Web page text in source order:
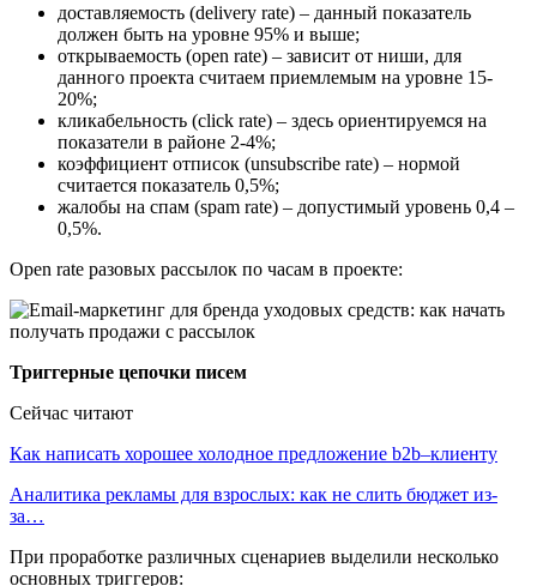
доставляемость (delivery rate) – данный показатель
должен быть на уровне 95% и выше;
открываемость (open rate) – зависит от ниши, для
данного проекта считаем приемлемым на уровне 15-
20%;
кликабельность (click rate) – здесь ориентируемся на
показатели в районе 2-4%;
коэффициент отписок (unsubscribe rate) – нормой
считается показатель 0,5%;
жалобы на спам (spam rate) – допустимый уровень 0,4 –
0,5%.
Open rate разовых рассылок по часам в проекте:
Триггерные цепочки писем
Сейчас читают
Как написать хорошее холодное предложение b2b–клиенту
Аналитика рекламы для взрослых: как не слить бюджет из-
за…
При проработке различных сценариев выделили несколько
основных триггеров: